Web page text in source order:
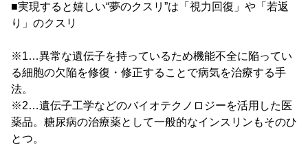
■実現すると嬉しい“夢のクスリ”は「視力回復」や「若返
り」のクスリ
※1…異常な遺伝子を持っているため機能不全に陥ってい
る細胞の欠陥を修復・修正することで病気を治療する手
法。
※2…遺伝子工学などのバイオテクノロジーを活用した医
薬品。糖尿病の治療薬として一般的なインスリンもそのひ
とつ。